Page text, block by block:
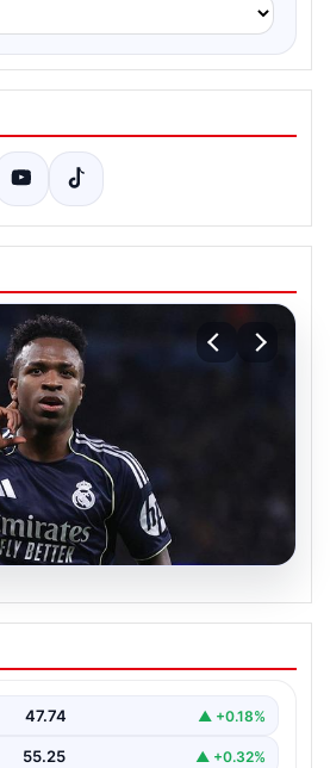
Madrid ile geleceğini
karar açıklandı. Real
47.74 ▲ +0.18%
55.25 ▲ +0.32%